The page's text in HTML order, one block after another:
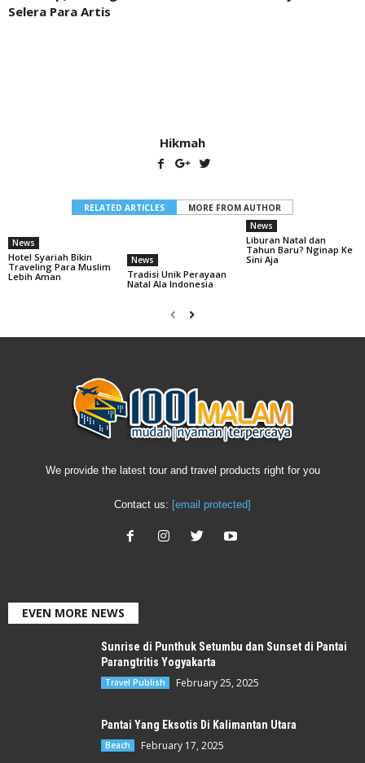
Selera Para Artis
Hikmah
RELATED ARTICLES MORE FROM AUTHOR
News
Hotel Syariah Bikin
Traveling Para Muslim
Lebih Aman
News
Tradisi Unik Perayaan
Natal Ala Indonesia
News
Liburan Natal dan
Tahun Baru? Nginap Ke
Sini Aja
We provide the latest tour and travel products right for you
Contact us: [email protected]
EVEN MORE NEWS
Sunrise di Punthuk Setumbu dan Sunset di Pantai
Parangtritis Yogyakarta
Travel Publish February 25, 2025
Pantai Yang Eksotis Di Kalimantan Utara
Beach February 17, 2025